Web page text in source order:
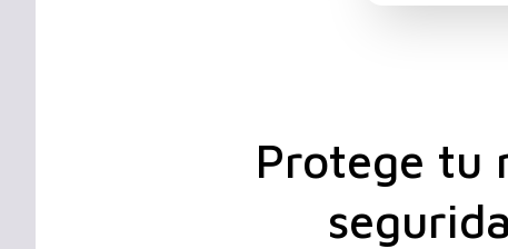
Protege tu